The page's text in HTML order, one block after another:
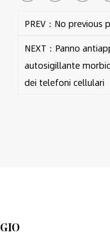
PREV：No previous
NEXT：Panno
autosigillante
dei telefoni cellulari